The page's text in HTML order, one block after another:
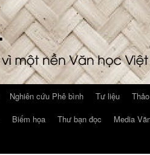
Nghiên cứu Phê bình Tư liệu
Biếm họa Thư bạn đọc Media